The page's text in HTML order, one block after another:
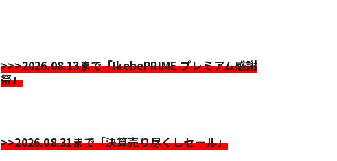
>>>2026.08.13まで「IkebePRIME プレミアム感謝
祭」
>>2026.08.31まで「決算売り尽くしセール」